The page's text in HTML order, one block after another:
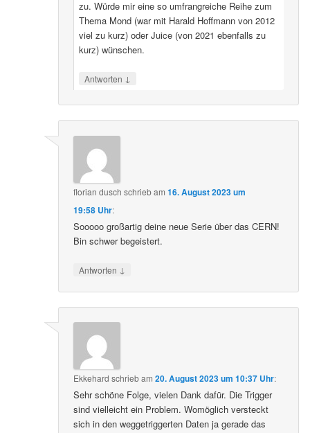
zu. Würde mir eine so umfrangreiche Reihe zum
Thema Mond (war mit Harald Hoffmann von 2012
viel zu kurz) oder Juice (von 2021 ebenfalls zu
kurz) wünschen.
Antworten ↓
florian dusch schriebam16. August 2023 um
19:58 Uhr:
Sooooo großartig deine neue Serie über das CERN!
Bin schwer begeistert.
Antworten ↓
Ekkehard schriebam20. August 2023 um 10:37 Uhr:
Sehr schöne Folge, vielen Dank dafür. Die Trigger
sind vielleicht ein Problem. Womöglich versteckt
sich in den weggetriggerten Daten ja gerade das